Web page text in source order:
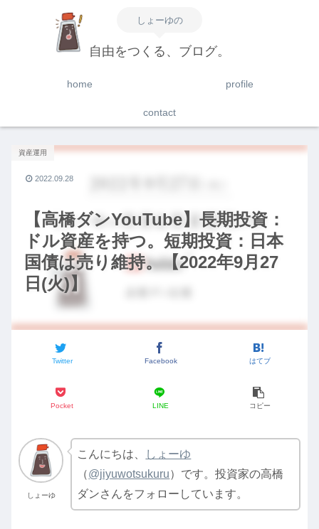
しょーゆの
自由をつくる、ブログ。
home profile
contact
【高橋ダンYouTube】長期投資：
ドル資産を持つ。短期投資：日本
国債は売り維持。【2022年9月27
日(火)】
資産運用
Twitter Facebook はてブ
Pocket LINE コピー
2022.09.28
しょーゆ
こんにちは、
しょーゆ
（@jiyuwotsukuru）です。投資家の高橋
ダンさんをフォローしています。